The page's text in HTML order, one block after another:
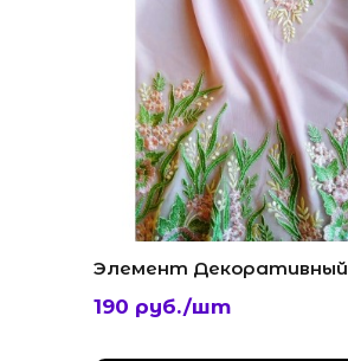
Элемент Декоративный
190 руб./шт